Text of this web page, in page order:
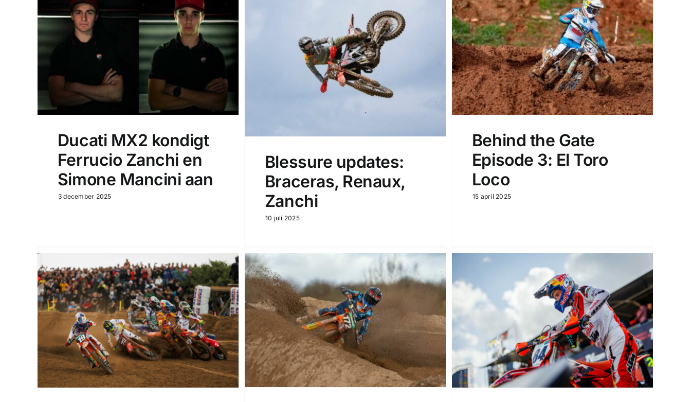
Ducati MX2 kondigt
Ferrucio Zanchi en
Simone Mancini aan
3 december 2025
Blessure updates:
Braceras, Renaux,
Zanchi
10 juli 2025
Behind the Gate
Episode 3: El Toro
Loco
15 april 2025